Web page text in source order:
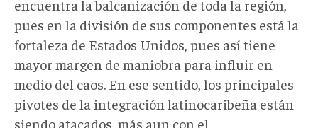
encuentra la balcanización de toda la región,
pues en la división de sus componentes está la
fortaleza de Estados Unidos, pues así tiene
mayor margen de maniobra para influir en
medio del caos. En ese sentido, los principales
pivotes de la integración latinocaribeña están
siendo atacados, más aun con el